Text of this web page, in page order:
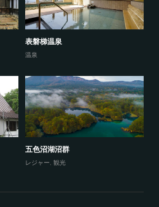
表磐梯温泉
温泉
五色沼湖沼群
レジャー, 観光